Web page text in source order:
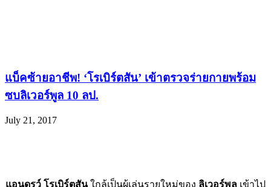
แบ็คซ้ายอาชีพ! ‘โรเบิร์ตสัน’ เข้าตรวจร่ายกายพร้อม
ซบลิเวอร์พูล 10 ลป.
July 21, 2017
แอนดรูว์ โรเบิร์ตสันใกล้เป็นผู้เล่นรายใหม่ของ ลิเวอร์พูล เข้าไป